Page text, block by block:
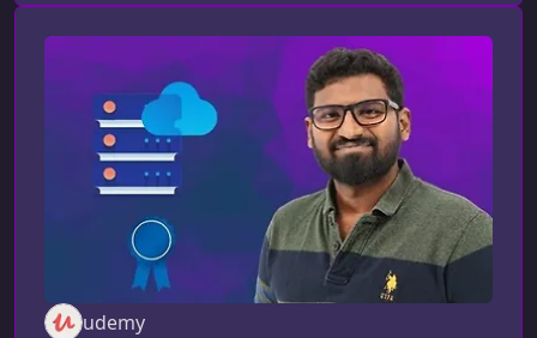
труда объяснить эти концепции на
собеседовании.Что вы изучите в этом
курсеМатериал построен так, чтобы быть
понятным даже тем, кто только начинает
знакомство с компь
udemy